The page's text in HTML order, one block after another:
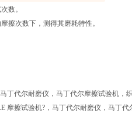
数。
擦次数下，测得其磨耗特性。
丁代尔耐磨仪，马丁代尔摩擦试验机，
摩擦试验机?，马丁代尔耐磨仪，马丁